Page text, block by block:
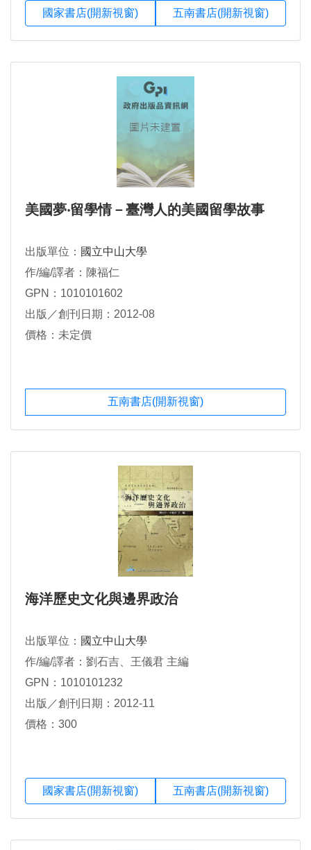
國家書店(開新視窗) 五南書店(開新視窗)
美國夢‧留學情－臺灣人的美國留學故事
出版單位： 國立中山大學
作/編/譯者：陳福仁
GPN：1010101602
出版／創刊日期：2012-08
價格：未定價
五南書店(開新視窗)
海洋歷史文化與邊界政治
出版單位： 國立中山大學
作/編/譯者：劉石吉、王儀君 主編
GPN：1010101232
出版／創刊日期：2012-11
價格：300
國家書店(開新視窗) 五南書店(開新視窗)